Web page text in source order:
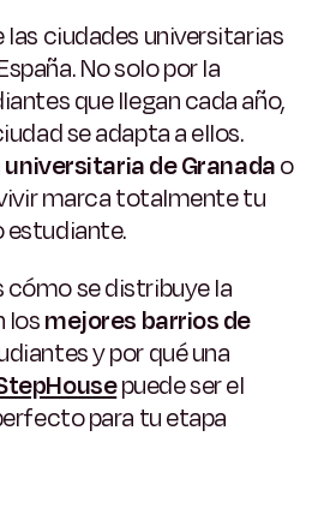
las ciudades universitarias
No solo por la
que llegan cada año,
se adapta a ellos.
universitaria de Granadao
marca totalmente tu
se distribuye la
losmejores barrios de
y por qué una
puede ser el
para tu etapa